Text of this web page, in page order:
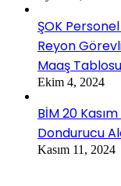
ŞOK
Reyon
Maaş Tablosu
Ekim 4, 2024
BİM 20
Dondurucu
Kasım 11, 2024